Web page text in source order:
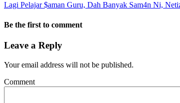
Lagi Pelajar $aman Guru, Dah Banyak Sam4n Ni,
Be the first to comment
Leave a Reply
Your email address will not be published.
Comment